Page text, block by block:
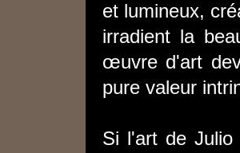
et lumineux,
irradient la
œuvre d'art
pure valeur
Si l'art de Julio